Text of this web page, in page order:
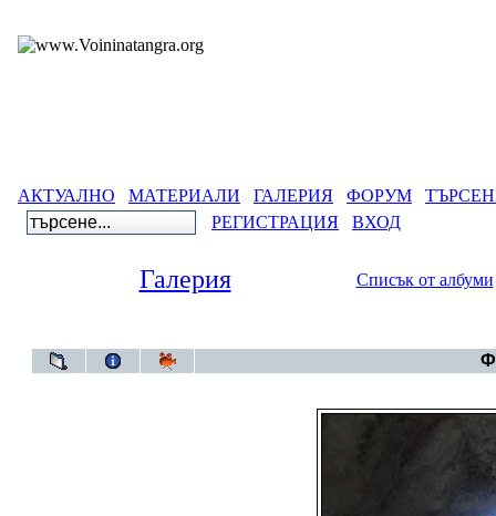
АКТУАЛНО МАТЕРИАЛИ ГАЛЕРИЯ ФОРУМ
РЕГИСТРАЦИЯ
ВХОД
Галерия Списък от албуми